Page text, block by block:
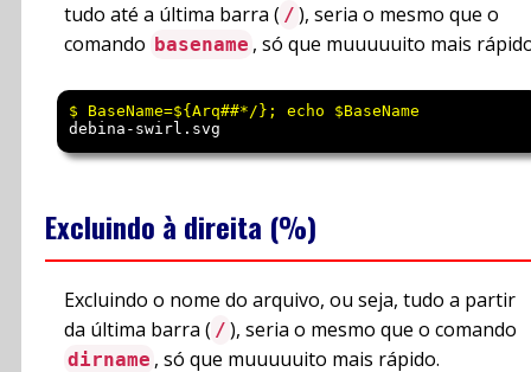
tudo até a última barra ( / ), seria o mesmo que o
comando basename , só que muuuuuito mais
debina-swirl.svg
Excluindo à direita (%)
Excluindo o nome do arquivo, ou seja, tudo a partir
da última barra ( / ), seria o mesmo que o comando
dirname , só que muuuuuito mais rápido.